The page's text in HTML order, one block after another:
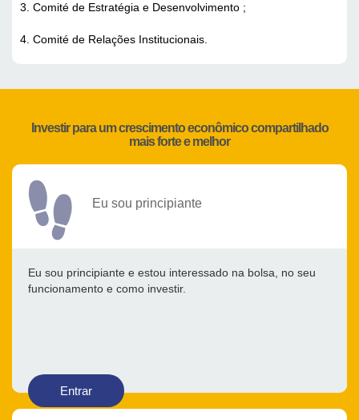
3. Comité de Estratégia e Desenvolvimento ;
4. Comité de Relações Institucionais.
Investir para um crescimento econômico compartilhado
mais forte e melhor
Eu sou principiante
Eu sou principiante e estou interessado na bolsa, no seu
funcionamento e como investir.
Entrar